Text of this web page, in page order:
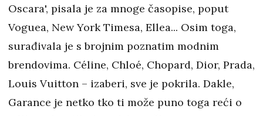
Oscara', pisala je za mnoge časopise, poput
Voguea, New York Timesa, Ellea... Osim toga,
surađivala je s brojnim poznatim modnim
brendovima. Céline, Chloé, Chopard, Dior, Prada,
Louis Vuitton – izaberi, sve je pokrila. Dakle,
Garance je netko tko ti može puno toga reći o